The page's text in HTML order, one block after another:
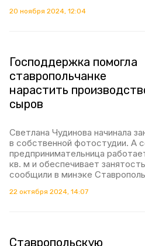
20 ноября 2024, 12:04
Господдержка помогла
ставропольчанке
нарастить
сыров
Светлана Чудинова начинала
в собственной фотостудии. А
предпринимательница
кв. м и обеспечивает
сообщили в минэке
22 октября 2024, 14:07
Ставропольскую